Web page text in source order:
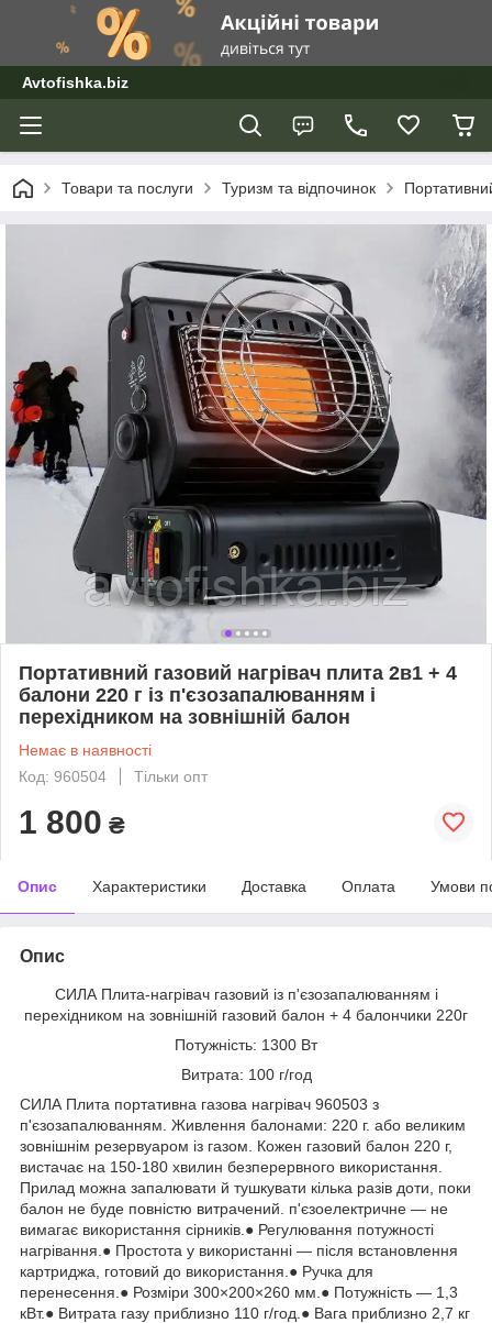
Avtofishka.biz
Товари та послуги Туризм та відпочинок
Портативний газовий нагрівач плита 2в1 + 4
балони 220 г із п'єзозапалюванням і
перехідником на зовнішній балон
Немає в наявності
Код: 960504
Тільки опт
1 800 ₴
Опис Характеристики Доставка Оплата Умови
Опис
СИЛА Плита-нагрівач газовий із п'єзозапалюванням і
перехідником на зовнішній газовий балон + 4 балончики 220г
Потужність: 1300 Вт
Витрата: 100 г/год
СИЛА Плита портативна газова нагрівач 960503 з
п'єзозапалюванням. Живлення балонами: 220 г. або великим
зовнішнім резервуаром із газом. Кожен газовий балон 220 г,
вистачає на 150-180 хвилин безперервного використання.
Прилад можна запалювати й тушкувати кілька разів доти, поки
балон не буде повністю витрачений. п'єзоелектричне — не
вимагає використання сірників.● Регулювання потужності
нагрівання.● Простота у використанні — після встановлення
картриджа, готовий до використання.● Ручка для
перенесення.● Розміри 300×200×260 мм.● Потужність — 1,3
кВт.● Витрата газу приблизно 110 г/год.● Вага приблизно 2,7 кг